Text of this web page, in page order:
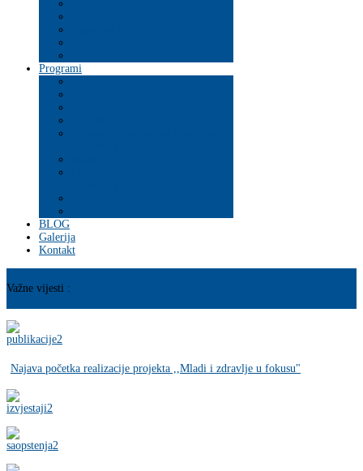
Programi
BLOG
Galerija
Kontakt
Važne vijesti :
Najava početka realizacije projekta ,,Mladi i zdravlje u fokusu"